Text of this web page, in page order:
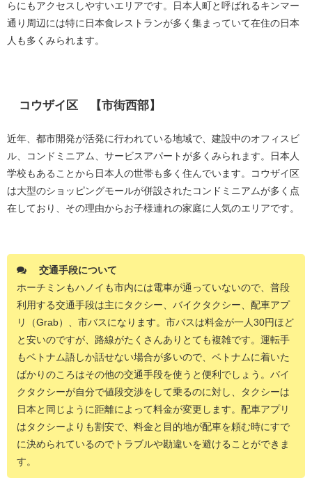
らにもアクセスしやすいエリアです。日本人町と呼ばれるキンマー
通り周辺には特に日本食レストランが多く集まっていて在住の日本
人も多くみられます。
コウザイ区 【市街西部】
近年、都市開発が活発に行われている地域で、建設中のオフィスビ
ル、コンドミニアム、サービスアパートが多くみられます。日本人
学校もあることから日本人の世帯も多く住んでいます。コウザイ区
は大型のショッピングモールが併設されたコンドミニアムが多く点
在しており、その理由からお子様連れの家庭に人気のエリアです。
交通手段について
ホーチミンもハノイも市内には電車が通っていないので、普段
利用する交通手段は主にタクシー、バイクタクシー、配車アプ
リ（Grab）、市バスになります。市バスは料金が一人30円ほど
と安いのですが、路線がたくさんありとても複雑です。運転手
もベトナム語しか話せない場合が多いので、ベトナムに着いた
ばかりのころはその他の交通手段を使うと便利でしょう。バイ
クタクシーが自分で値段交渉をして乗るのに対し、タクシーは
日本と同じように距離によって料金が変更します。配車アプリ
はタクシーよりも割安で、料金と目的地が配車を頼む時にすで
に決められているのでトラブルや勘違いを避けることができま
す。